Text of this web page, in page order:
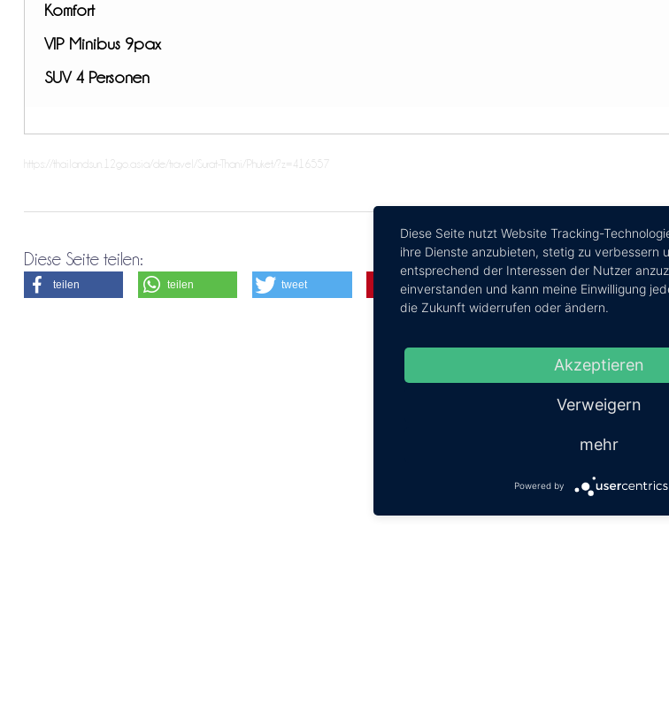
Komfort
VIP Minibus 9pax
SUV 4 Personen
https://thailandsun.12go.asia/de/travel/Surat-Thani/Phuket/?z=416557
Diese Seite teilen:
teilen teilen tweet pin it teilen mitteilen
Diese Seite nutzt Website Tracking-
ihre Dienste anzubieten, stetig zu verbessern
entsprechend der Interessen der Nutzer
einverstanden und kann meine Einwilligung
die Zukunft widerrufen oder ändern.
Akzeptieren
Verweigern
mehr
Powered by